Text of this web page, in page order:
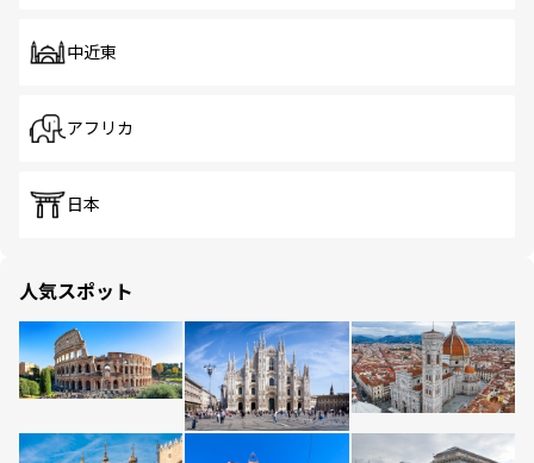
中近東
アフリカ
日本
人気スポット